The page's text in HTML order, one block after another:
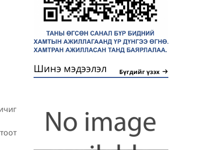
Шинэ мэдээлэл Бүгдийг үзэх